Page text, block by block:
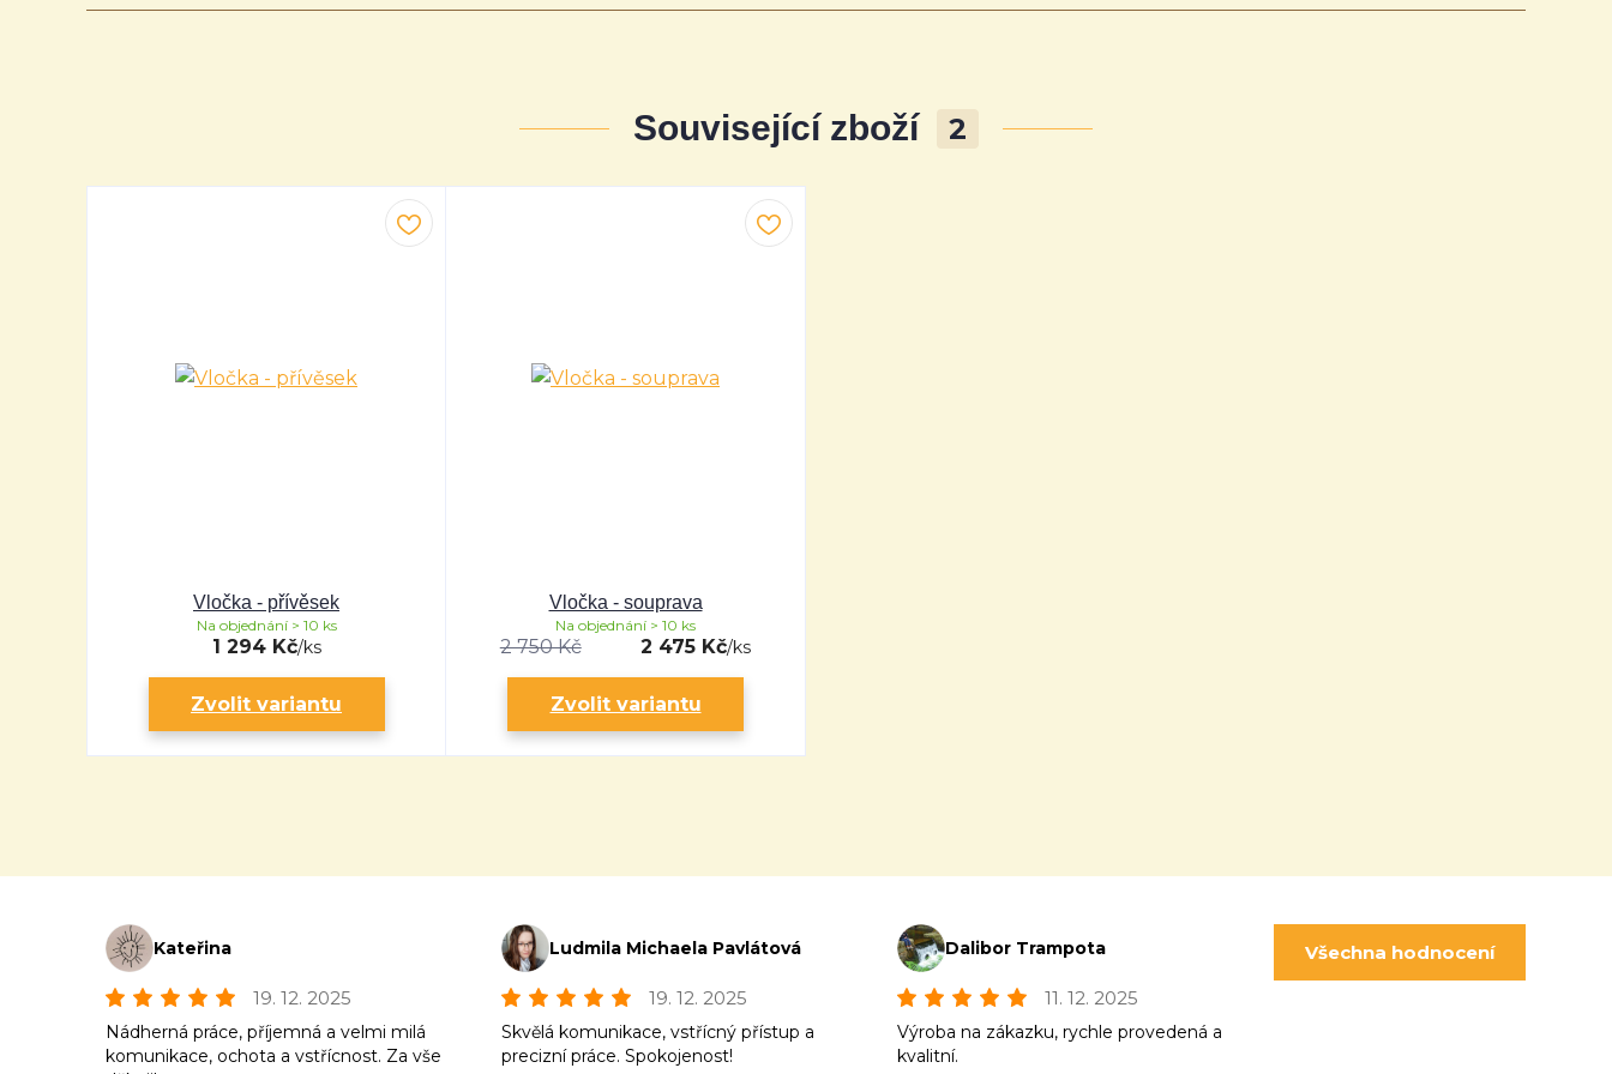
Související zboží 2
Vločka - přívěsek
1 294 Kč/ks
Na objednání > 10 ks
Zvolit variantu
Vločka - souprava
2 750 Kč 2 475 Kč/ks
Na objednání > 10 ks
Zvolit variantu
Kateřina
19. 12. 2025
Nádherná práce, příjemná a velmi milá
komunikace, ochota a vstřícnost. Za vše
Ludmila Michaela Pavlátová
19. 12. 2025
Skvělá komunikace, vstřícný přístup a
precizní práce. Spokojenost!
Dalibor Trampota
11. 12. 2025
Výroba na zákazku, rychle provedená a
kvalitní.
Všechna hodnocení